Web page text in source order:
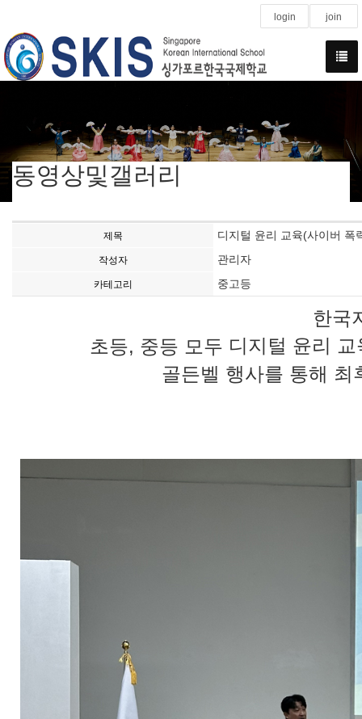
login join
동영상및갤러리
제목 디지털 윤리 교육(사이버 폭
작성자 관리자
카테고리 중고등
한국
초등, 중등 모두 디지털 윤리
골든벨 행사를 통해 최